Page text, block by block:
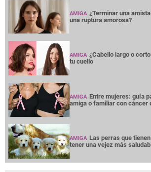
AMIGA ¿Terminar una
una ruptura amorosa?
AMIGA ¿Cabello largo o
tu cuello
AMIGA Entre mujeres: guía
amiga o familiar con cáncer
AMIGA Las perras que
tener una vejez más